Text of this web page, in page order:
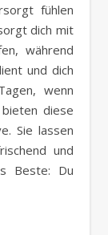
fühlen
dich mit
während
und dich
wenn
diese
Sie lassen
und
Beste: Du